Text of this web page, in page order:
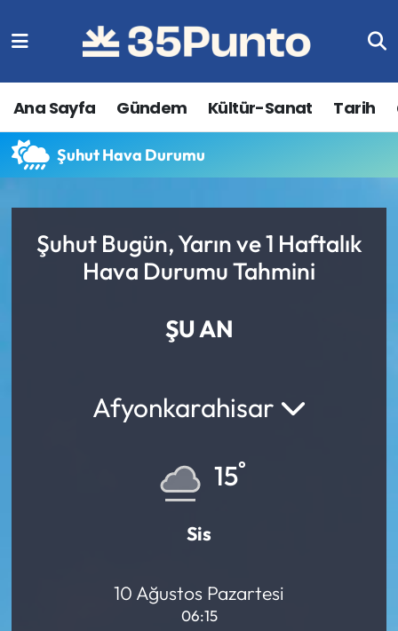
Ana Sayfa Gündem Kültür-Sanat Tarih
Şuhut Hava Durumu
Şuhut Bugün, Yarın ve 1 Haftalık
Hava Durumu Tahmini
ŞU AN
Afyonkarahisar
15°
Sis
10 Ağustos Pazartesi
06:15